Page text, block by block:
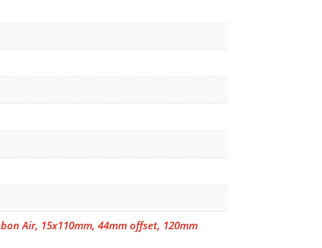
Air, 15x110mm, 44mm offset, 120mm